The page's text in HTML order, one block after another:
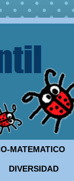
MATEMATICO
DIVERSIDAD